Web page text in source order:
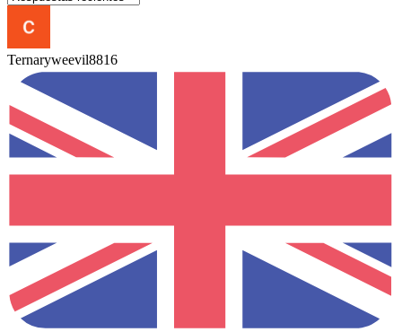
Ternaryweevil8816